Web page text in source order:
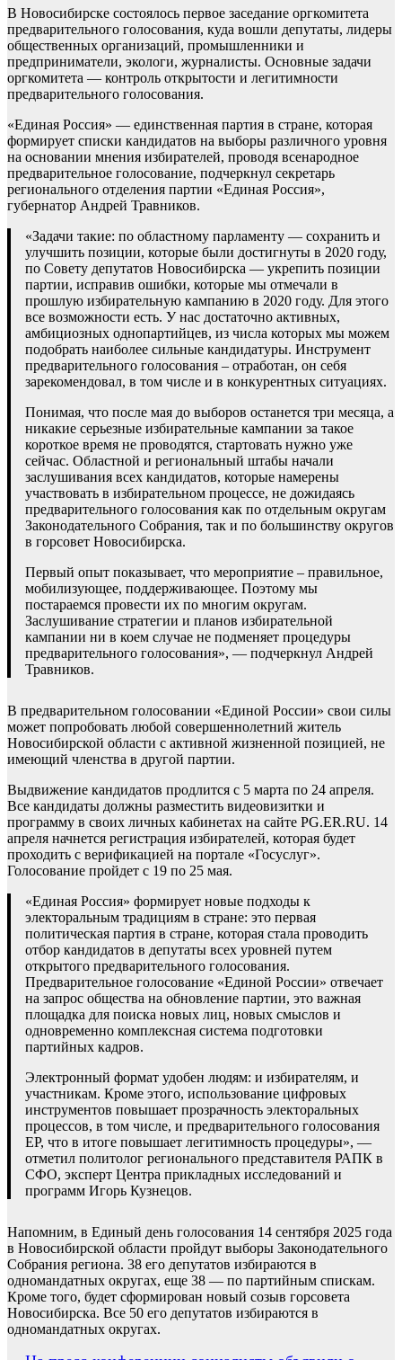
В Новосибирске состоялось первое заседание оргкомитета
предварительного голосования, куда вошли депутаты, лидеры
общественных организаций, промышленники и
предприниматели, экологи, журналисты. Основные задачи
оргкомитета — контроль открытости и легитимности
предварительного голосования.
«Единая Россия» — единственная партия в стране, которая
формирует списки кандидатов на выборы различного уровня
на основании мнения избирателей, проводя всенародное
предварительное голосование, подчеркнул секретарь
регионального отделения партии «Единая Россия»,
губернатор Андрей Травников.
«Задачи такие: по областному парламенту — сохранить и
улучшить позиции, которые были достигнуты в 2020 году,
по Совету депутатов Новосибирска — укрепить позиции
партии, исправив ошибки, которые мы отмечали в
прошлую избирательную кампанию в 2020 году. Для этого
все возможности есть. У нас достаточно активных,
амбициозных однопартийцев, из числа которых мы можем
подобрать наиболее сильные кандидатуры. Инструмент
предварительного голосования – отработан, он себя
зарекомендовал, в том числе и в конкурентных ситуациях.
Понимая, что после мая до выборов останется три месяца, а
никакие серьезные избирательные кампании за такое
короткое время не проводятся, стартовать нужно уже
сейчас. Областной и региональный штабы начали
заслушивания всех кандидатов, которые намерены
участвовать в избирательном процессе, не дожидаясь
предварительного голосования как по отдельным округам
Законодательного Собрания, так и по большинству округов
в горсовет Новосибирска.
Первый опыт показывает, что мероприятие – правильное,
мобилизующее, поддерживающее. Поэтому мы
постараемся провести их по многим округам.
Заслушивание стратегии и планов избирательной
кампании ни в коем случае не подменяет процедуры
предварительного голосования», — подчеркнул Андрей
Травников.
В предварительном голосовании «Единой России» свои силы
может попробовать любой совершеннолетний житель
Новосибирской области с активной жизненной позицией, не
имеющий членства в другой партии.
Выдвижение кандидатов продлится с 5 марта по 24 апреля.
Все кандидаты должны разместить видеовизитки и
программу в своих личных кабинетах на сайте PG.ER.RU. 14
апреля начнется регистрация избирателей, которая будет
проходить с верификацией на портале «Госуслуг».
Голосование пройдет с 19 по 25 мая.
«Единая Россия» формирует новые подходы к
электоральным традициям в стране: это первая
политическая партия в стране, которая стала проводить
отбор кандидатов в депутаты всех уровней путем
открытого предварительного голосования.
Предварительное голосование «Единой России» отвечает
на запрос общества на обновление партии, это важная
площадка для поиска новых лиц, новых смыслов и
одновременно комплексная система подготовки
партийных кадров.
Электронный формат удобен людям: и избирателям, и
участникам. Кроме этого, использование цифровых
инструментов повышает прозрачность электоральных
процессов, в том числе, и предварительного голосования
ЕР, что в итоге повышает легитимность процедуры», —
отметил политолог регионального представителя РАПК в
СФО, эксперт Центра прикладных исследований и
программ Игорь Кузнецов.
Напомним, в Единый день голосования 14 сентября 2025 года
в Новосибирской области пройдут выборы Законодательного
Собрания региона. 38 его депутатов избираются в
одномандатных округах, еще 38 — по партийным спискам.
Кроме того, будет сформирован новый созыв горсовета
Новосибирска. Все 50 его депутатов избираются в
одномандатных округах.